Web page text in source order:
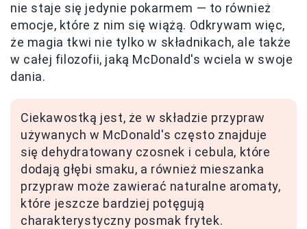
nie staje się jedynie pokarmem — to również
emocje, które z nim się wiążą. Odkrywam więc,
że magia tkwi nie tylko w składnikach, ale także
w całej filozofii, jaką McDonald's wciela w swoje
dania.
Ciekawostką jest, że w składzie przypraw
używanych w McDonald's często znajduje
się dehydratowany czosnek i cebula, które
dodają głębi smaku, a również mieszanka
przypraw może zawierać naturalne aromaty,
które jeszcze bardziej potęgują
charakterystyczny posmak frytek.